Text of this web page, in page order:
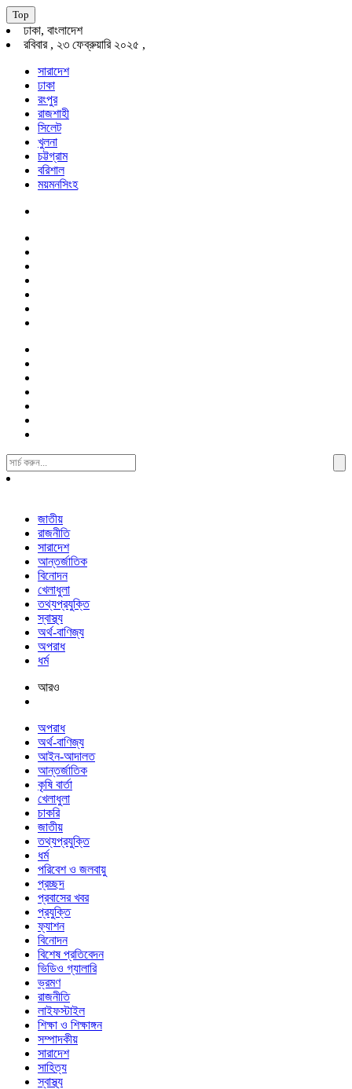
Top
ঢাকা, বাংলাদেশ
রবিবার , ২৩ ফেব্রুয়ারি ২০২৫ ,
সারাদেশ
ঢাকা
রংপুর
রাজশাহী
সিলেট
খুলনা
চট্টগ্রাম
বরিশাল
ময়মনসিংহ
Search
For:
জাতীয়
রাজনীতি
সারাদেশ
আন্তর্জাতিক
বিনোদন
খেলাধুলা
তথ্যপ্রযুক্তি
স্বাস্থ্য
অর্থ-বাণিজ্য
অপরাধ
ধর্ম
আরও
অপরাধ
অর্থ-বাণিজ্য
আইন-আদালত
আন্তর্জাতিক
কৃষি বার্তা
খেলাধুলা
চাকরি
জাতীয়
তথ্যপ্রযুক্তি
ধর্ম
পরিবেশ ও জলবায়ু
প্রচ্ছদ
প্রবাসের খবর
প্রযুক্তি
ফ্যাশন
বিনোদন
বিশেষ প্রতিবেদন
ভিডিও গ্যালারি
ভ্রমণ
রাজনীতি
লাইফস্টাইল
শিক্ষা ও শিক্ষাঙ্গন
সম্পাদকীয়
সারাদেশ
সাহিত্য
স্বাস্থ্য